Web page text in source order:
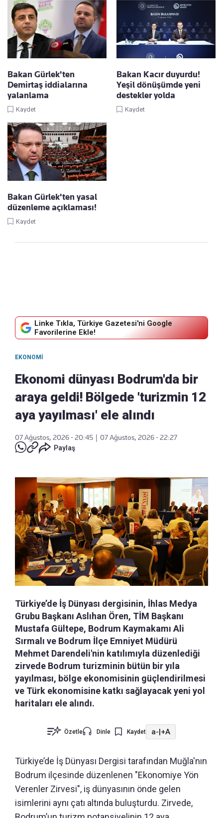
Bakan Gürlek'ten
Demirtaş iddialarına
yalanlama
Kaydet
Bakan Kacır duyurdu!
Yeşil dönüşümde yeni
destekler yolda
Kaydet
Bakan Gürlek'ten yasal
düzenleme açıklaması!
Kaydet
Linke Tıkla, Türkiye Gazetesi'ni Google
Favorilerine Ekle!
EKONOMI
Ekonomi dünyası Bodrum'da bir
araya geldi! Bölgede 'turizmin 12
aya yayılması' ele alındı
07 Ağustos, 2026 - 20:45
07 Ağustos, 2026 - 22:27
Paylaş
Türkiye’de İş Dünyası dergisinin, İhlas Medya
Grubu Başkanı Aslıhan Ören, TİM Başkanı
Mustafa Gültepe, Bodrum Kaymakamı Ali
Sırmalı ve Bodrum İlçe Emniyet Müdürü
Mehmet Darendeli'nin katılımıyla düzenlediği
zirvede Bodrum turizminin bütün bir yıla
yayılması, bölge ekonomisinin güçlendirilmesi
ve Türk ekonomisine katkı sağlayacak yeni yol
haritaları ele alındı.
Özetle Dinle Kaydet a-|+A
Türkiye’de İş Dünyası Dergisi tarafından Muğla'nın
Bodrum ilçesinde düzenlenen "Ekonomiye Yön
Verenler Zirvesi", iş dünyasının önde gelen
isimlerini aynı çatı altında buluşturdu. Zirvede,